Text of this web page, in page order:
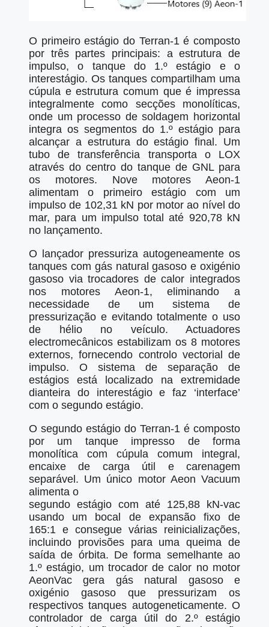
O primeiro estágio do Terran-1 é composto
por três partes principais: a estrutura de
impulso, o tanque do 1.º estágio e o
interestágio. Os tanques compartilham uma
cúpula e estrutura comum que é impressa
integralmente como secções monolíticas,
onde um processo de soldagem horizontal
integra os segmentos do 1.º estágio para
alcançar a estrutura do estágio final. Um
tubo de transferência transporta o LOX
através do centro do tanque de GNL para
os motores. Nove motores Aeon-1
alimentam o primeiro estágio com um
impulso de 102,31 kN por motor ao nível do
mar, para um impulso total até 920,78 kN
no lançamento.
O lançador pressuriza autogeneamente os
tanques com gás natural gasoso e oxigénio
gasoso via trocadores de calor integrados
nos motores Aeon-1, eliminando a
necessidade de um sistema de
pressurização e evitando totalmente o uso
de hélio no veículo. Actuadores
electromecânicos estabilizam os 8 motores
externos, fornecendo controlo vectorial de
impulso. O sistema de separação de
estágios está localizado na extremidade
dianteira do interestágio e faz ‘interface’
com o segundo estágio.
O segundo estágio do Terran-1 é composto
por um tanque impresso de forma
monolítica com cúpula comum integral,
encaixe de carga útil e carenagem
separável. Um único motor Aeon Vacuum
alimenta o
segundo estágio com até 125,88 kN-vac
usando um bocal de expansão fixo de
165:1 e consegue várias reinicializações,
incluindo provisões para uma queima de
saída de órbita. De forma semelhante ao
1.º estágio, um trocador de calor no motor
AeonVac gera gás natural gasoso e
oxigénio gasoso que pressurizam os
respectivos tanques autogeneticamente. O
controlador de carga útil do 2.º estágio